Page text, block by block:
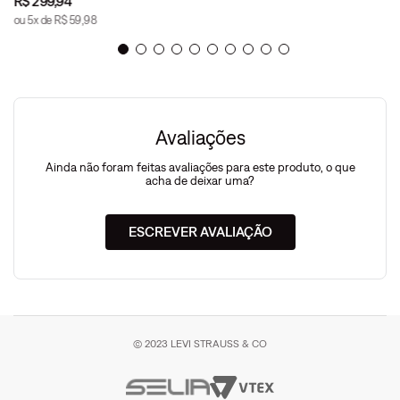
ou5x de R$ 59,98
Avaliações
Ainda não foram feitas avaliações para este produto, o que
acha de deixar uma?
ESCREVER AVALIAÇÃO
© 2023 LEVI STRAUSS & CO